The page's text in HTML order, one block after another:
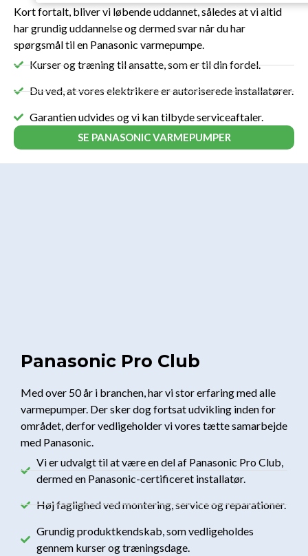
Kort fortalt, bliver vi løbende uddannet, således at vi altid
har grundig uddannelse og dermed svar når du har
spørgsmål til en Panasonic varmepumpe.
Kurser og træning til ansatte, som er til din fordel.
Du ved, at vores elektrikere er autoriserede installatører.
Garantien udvides og vi kan tilbyde serviceaftaler.
SE PANASONIC VARMEPUMPER
Panasonic Pro Club
Med over 50 år i branchen, har vi stor erfaring med alle
varmepumper. Der sker dog fortsat udvikling inden for
området, derfor vedligeholder vi vores tætte samarbejde
med Panasonic.
Vi er udvalgt til at være en del af Panasonic Pro Club,
dermed en Panasonic-certificeret installatør.
Høj faglighed ved montering, service og reparationer.
Grundig produktkendskab, som vedligeholdes
gennem kurser og træningsdage.